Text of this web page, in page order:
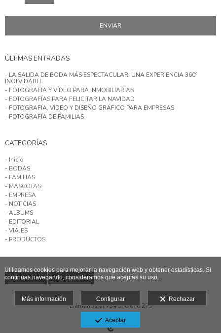
ÚLTIMAS ENTRADAS
- LA SALIDA DE BODA MÁS ESPECTACULAR: UNA EXPERIENCIA 360º
INOLVIDABLE
- FOTOGRAFÍA Y VÍDEO PARA INMOBILIARIAS
- FOTOGRAFÍAS PARA FELICITAR LA NAVIDAD
- FOTOGRAFÍA, VÍDEO Y DISEÑO GRÁFICO PARA EMPRESAS
- FOTOGRAFÍA DE FAMILIAS
CATEGORÍAS
- Inicio
- BODAS
- FAMILIAS
- MASCOTAS
- EMPRESA
- NOTICIAS
- ALBUMS
- EDITORIAL
- VIAJES
- PRODUCTOS
Ver anterior Ver siguiente
Llámanos al +34 976 076 273
Utilizamos cookies para mejorar la navegación web y obtener estadísticas. Si
continuas navegando, consideramos que aceptas su uso.
Más información Configurar Rechazar
Aceptar